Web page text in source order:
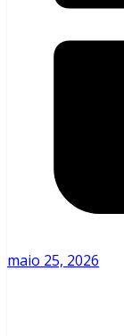
maio 25, 2026